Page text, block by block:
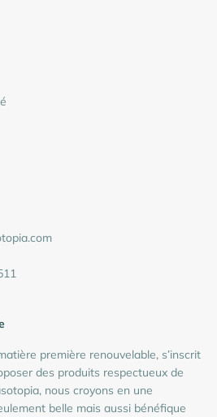
première renouvelable, s’inscrit
des produits respectueux de
nous croyons en une
belle mais aussi bénéfique